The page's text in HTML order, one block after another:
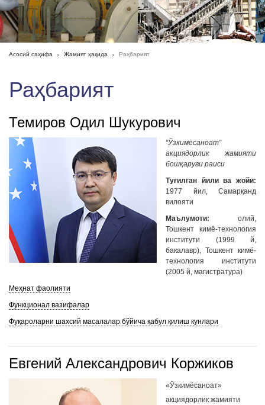
Асосий саҳифа Жамият ҳақида Раҳбарият
Раҳбарият
Темиров Одил Шукурович
“Ўзкимёсаноат”
акциядорлик жамияти
бошқаруви раиси
Туғилган йили ва жойи:
1977 йил, Самарқанд
вилояти
Маълумоти: олий,
Тошкент кимё-технология
институти (1999 й,
бакалавр), Тошкент кимё-
технология институти
(2005 й, магистратура)
Меҳнат фаолияти
Функционал вазифалар
Фуқароларни шахсий масалалар бўйича қабул қилиш кунлари
Евгений Александрович Коржиков
«Ўзкимёсаноат»
акциядорлик жамияти